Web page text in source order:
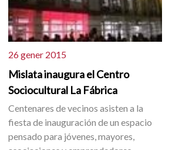
26 gener 2015
Mislata inaugura el Centro
Sociocultural La Fábrica
Centenares de vecinos asisten a la
fiesta de inauguración de un espacio
pensado para jóvenes, mayores,